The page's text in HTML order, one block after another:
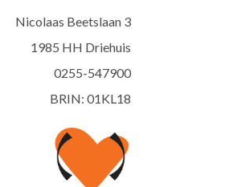
Nicolaas Beetslaan 3
1985 HH Driehuis
0255-547900
BRIN: 01KL18